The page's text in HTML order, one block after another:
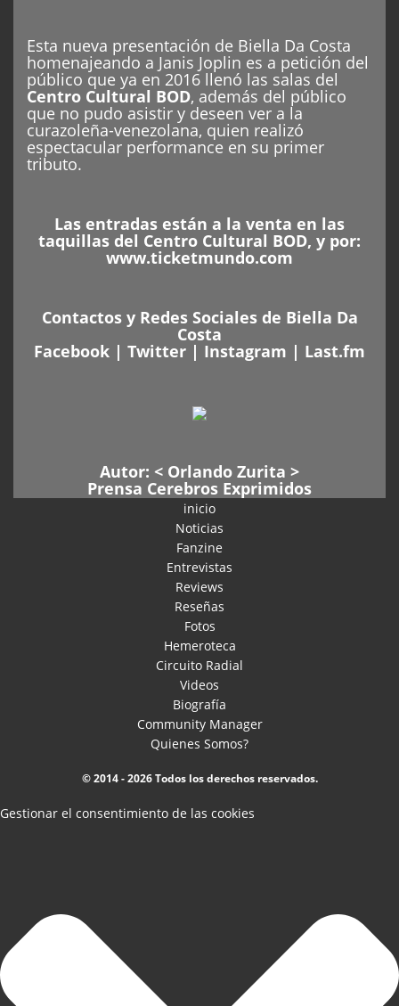
Esta nueva presentación de Biella Da Costa
homenajeando a Janis Joplin es a petición del
público que ya en 2016 llenó las salas del
Centro Cultural BOD, además del público
que no pudo asistir y deseen ver a la
curazoleña-venezolana, quien realizó
espectacular performance en su primer
tributo.
Las entradas están a la venta en las
taquillas del Centro Cultural BOD, y por:
www.ticketmundo.com
Contactos y Redes Sociales de Biella Da
Costa
Facebook | Twitter | Instagram | Last.fm
Autor: < Orlando Zurita >
Prensa Cerebros Exprimidos
inicio
Noticias
Fanzine
Entrevistas
Reviews
Reseñas
Fotos
Hemeroteca
Circuito Radial
Videos
Biografía
Community Manager
Quienes Somos?
© 2014 - 2026 Todos los derechos reservados.
Gestionar el consentimiento de las cookies